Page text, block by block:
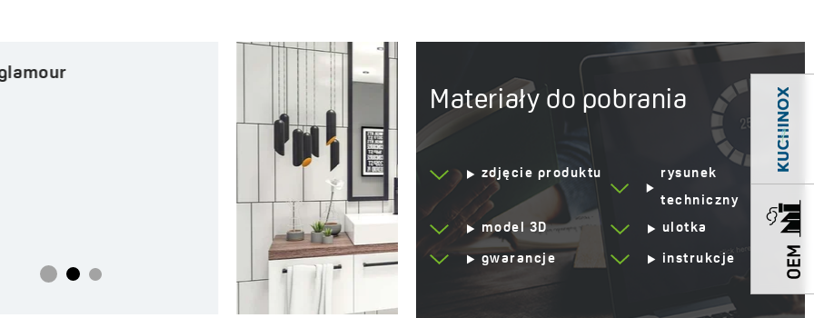
Grupa akustyczna I - ≤ 20 dB
Serwis dojazdowy
Lata gwarancji
8 *sprawdź szczegóły
gwarancji
Jak osiągnąć styl loftowy
Materiały do pobrania
zdjęcie produktu
rysunek
techniczny
model 3D
ulotka
gwarancje instrukcje